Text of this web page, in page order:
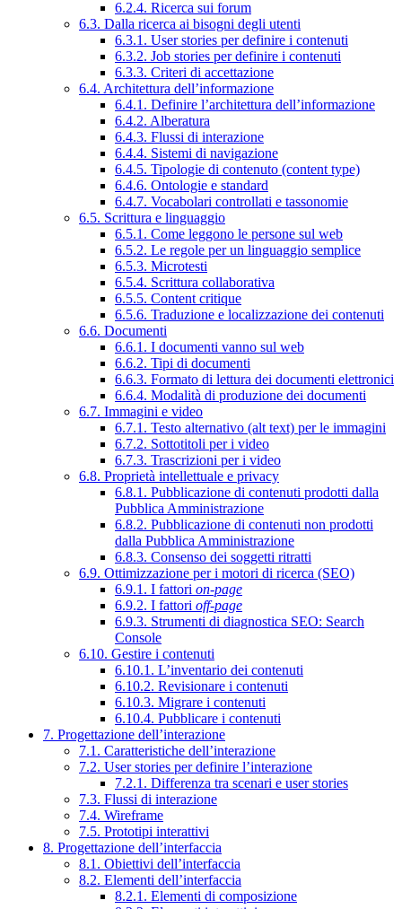
6.2.4. Ricerca sui forum
6.3. Dalla ricerca ai bisogni degli utenti
6.3.1. User stories per definire i contenuti
6.3.2. Job stories per definire i contenuti
6.3.3. Criteri di accettazione
6.4. Architettura dell’informazione
6.4.1. Definire l’architettura dell’informazione
6.4.2. Alberatura
6.4.3. Flussi di interazione
6.4.4. Sistemi di navigazione
6.4.5. Tipologie di contenuto (content type)
6.4.6. Ontologie e standard
6.4.7. Vocabolari controllati e tassonomie
6.5. Scrittura e linguaggio
6.5.1. Come leggono le persone sul web
6.5.2. Le regole per un linguaggio semplice
6.5.3. Microtesti
6.5.4. Scrittura collaborativa
6.5.5. Content critique
6.5.6. Traduzione e localizzazione dei contenuti
6.6. Documenti
6.6.1. I documenti vanno sul web
6.6.2. Tipi di documenti
6.6.3. Formato di lettura dei documenti elettronici
6.6.4. Modalità di produzione dei documenti
6.7. Immagini e video
6.7.1. Testo alternativo (alt text) per le immagini
6.7.2. Sottotitoli per i video
6.7.3. Trascrizioni per i video
6.8. Proprietà intellettuale e privacy
6.8.1. Pubblicazione di contenuti prodotti dalla
Pubblica Amministrazione
6.8.2. Pubblicazione di contenuti non prodotti
dalla Pubblica Amministrazione
6.8.3. Consenso dei soggetti ritratti
6.9. Ottimizzazione per i motori di ricerca (SEO)
6.9.1. I fattori on-page
6.9.2. I fattori off-page
6.9.3. Strumenti di diagnostica SEO: Search
Console
6.10. Gestire i contenuti
6.10.1. L’inventario dei contenuti
6.10.2. Revisionare i contenuti
6.10.3. Migrare i contenuti
6.10.4. Pubblicare i contenuti
7. Progettazione dell’interazione
7.1. Caratteristiche dell’interazione
7.2. User stories per definire l’interazione
7.2.1. Differenza tra scenari e user stories
7.3. Flussi di interazione
7.4. Wireframe
7.5. Prototipi interattivi
8. Progettazione dell’interfaccia
8.1. Obiettivi dell’interfaccia
8.2. Elementi dell’interfaccia
8.2.1. Elementi di composizione